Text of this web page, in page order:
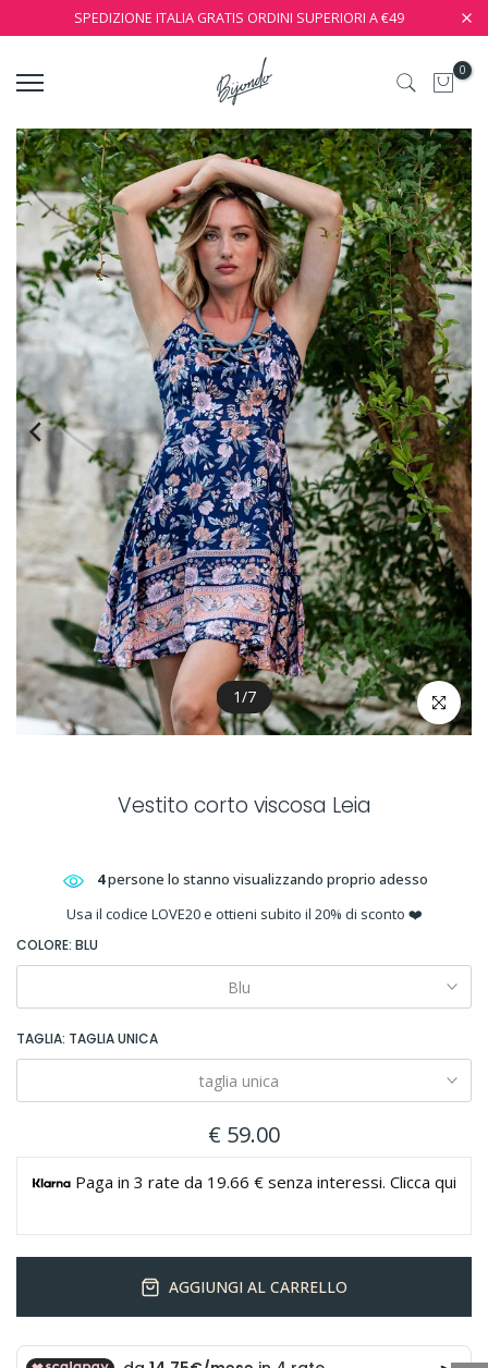
SPEDIZIONE ITALIA GRATIS ORDINI SUPERIORI A €49
0
1/7 clicca per
Vestito corto viscosa Leia
4persone lo stanno visualizzando proprio adesso
Usa il codice LOVE20 e ottieni subito il 20% di sconto ❤️
COLORE: BLU
Blu
TAGLIA: TAGLIA UNICA
taglia unica
€ 59.00
Paga in 3 rate da 19.66 € senza interessi. Clicca qui
AGGIUNGI AL CARRELLO